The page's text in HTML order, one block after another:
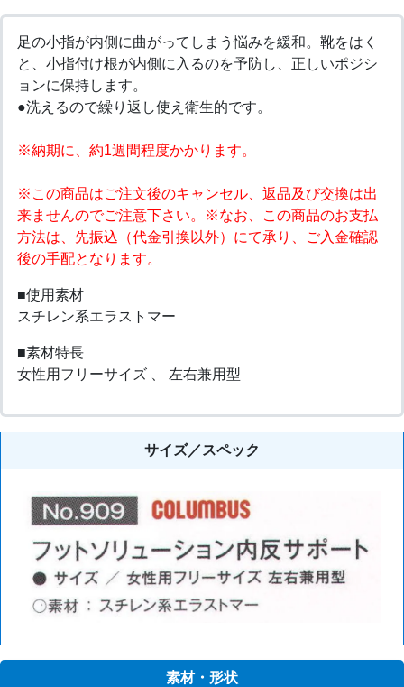
足の小指が内側に曲がってしまう悩みを緩和。靴をはく
と、小指付け根が内側に入るのを予防し、正しいポジシ
ョンに保持します。
●洗えるので繰り返し使え衛生的です。
※納期に、約1週間程度かかります。
※この商品はご注文後のキャンセル、返品及び交換は出
来ませんのでご注意下さい。※なお、この商品のお支払
方法は、先振込（代金引換以外）にて承り、ご入金確認
後の手配となります。
■使用素材
スチレン系エラストマー
■素材特長
女性用フリーサイズ 、 左右兼用型
サイズ／スペック
素材・形状